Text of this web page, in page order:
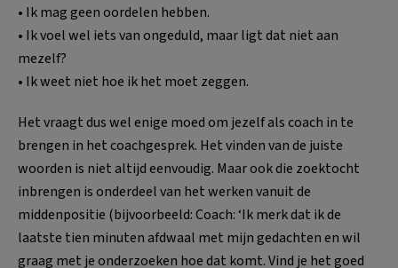
• Ik mag geen oordelen hebben.
• Ik voel wel iets van ongeduld, maar ligt dat niet aan
mezelf?
• Ik weet niet hoe ik het moet zeggen.
Het vraagt dus wel enige moed om jezelf als coach in te
brengen in het coachgesprek. Het vinden van de juiste
woorden is niet altijd eenvoudig. Maar ook die zoektocht
inbrengen is onderdeel van het werken vanuit de
middenpositie (bijvoorbeeld: Coach: ‘Ik merk dat ik de
laatste tien minuten afdwaal met mijn gedachten en wil
graag met je onderzoeken hoe dat komt. Vind je het goed